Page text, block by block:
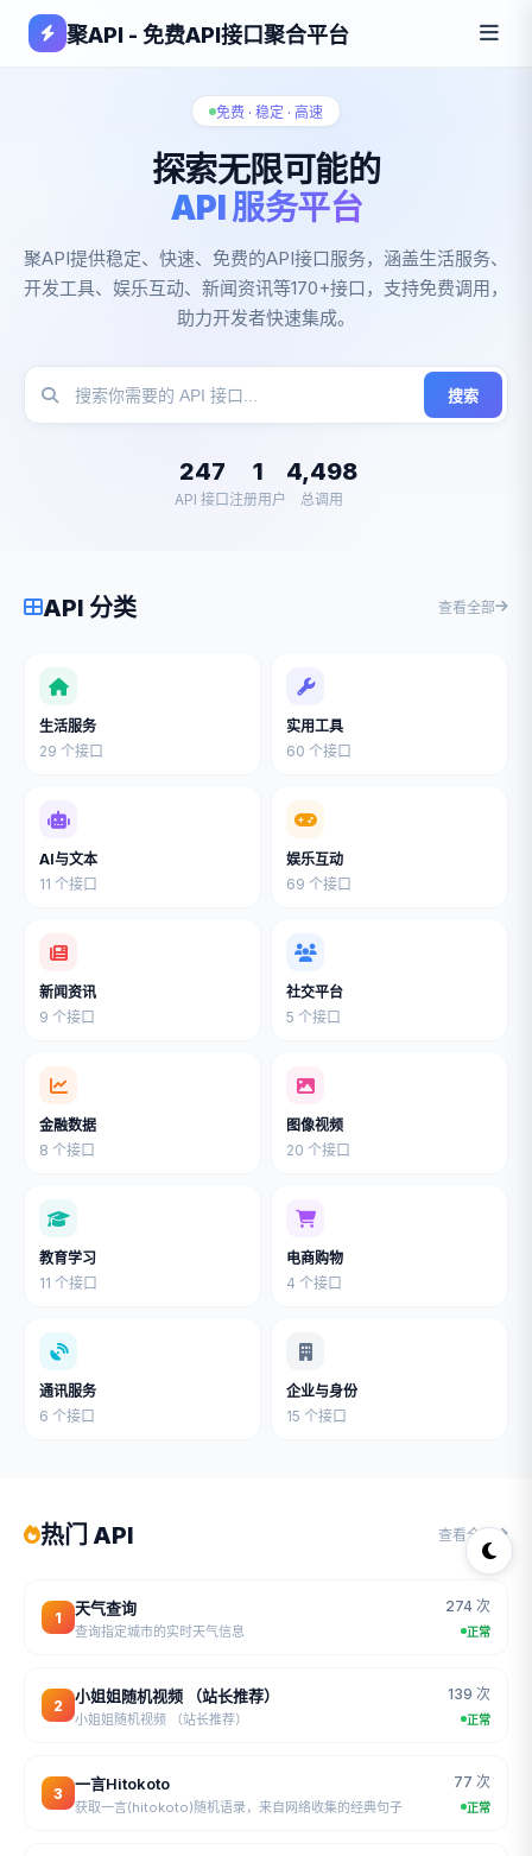
聚API - 免费API接口聚合平台
免费 · 稳定 · 高速
探索无限可能的
API 服务平台
聚API提供稳定、快速、免费的API接口服务，涵盖生活服务、
开发工具、娱乐互动、新闻资讯等170+接口，支持免费调用，
助力开发者快速集成。
搜索
247
API 接口
1
注册用户
4,498
总调用
API 分类 查看全部
生活服务
29 个接口
实用工具
60 个接口
AI与文本
11 个接口
娱乐互动
69 个接口
新闻资讯
9 个接口
社交平台
5 个接口
金融数据
8 个接口
图像视频
20 个接口
教育学习
11 个接口
电商购物
4 个接口
通讯服务
6 个接口
企业与身份
15 个接口
热门 API 查看全部
1
天气查询
查询指定城市的实时天气信息
274 次
正常
2
小姐姐随机视频 （站长推荐）
小姐姐随机视频 （站长推荐）
139 次
正常
3
一言Hitokoto
获取一言(hitokoto)随机语录，来自网络收集的经典句子
77 次
正常